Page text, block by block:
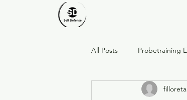
All Posts Probetraining
Respekt · Stärke ·filloreta